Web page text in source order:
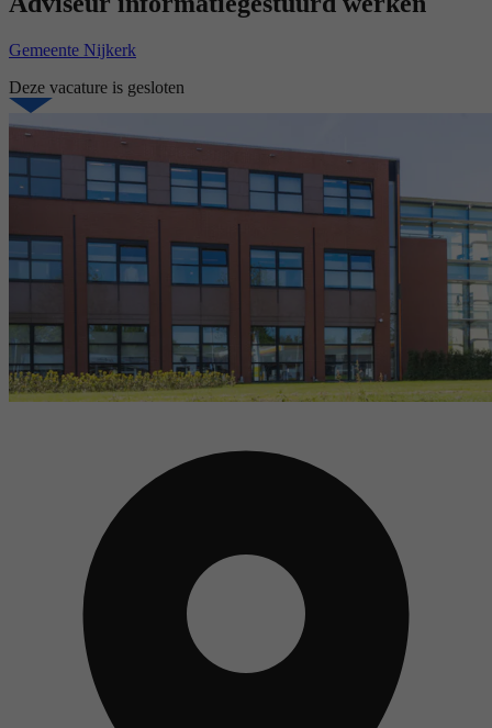
Gemeente Nijkerk
Deze vacature is gesloten